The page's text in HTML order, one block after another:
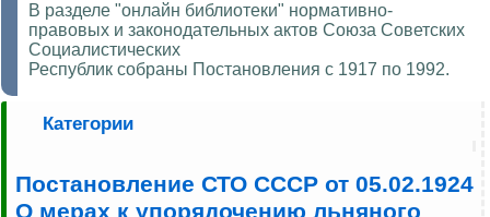
В разделе "онлайн библиотеки" нормативно-
правовых и законодательных актов Союза Советских
Социалистических
Республик собраны Постановления с 1917 по 1992.
Категории
Постановление СТО СССР от 05.02.1924